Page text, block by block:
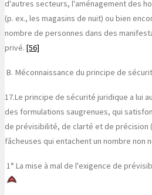
d'autres secteurs, l'aménagement des
(p. ex., les magasins de nuit) ou bien
nombre de personnes dans des
privé. [56]
B. Méconnaissance du principe de
17.Le principe de sécurité juridique a lui
des formulations saugrenues, qui
de prévisibilité, de clarté et de précision
fâcheuses qui entachent un nombre non
1° La mise à mal de l'exigence de